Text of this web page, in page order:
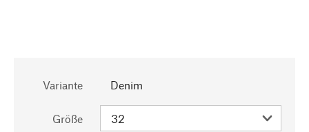
Variante Denim
Größe